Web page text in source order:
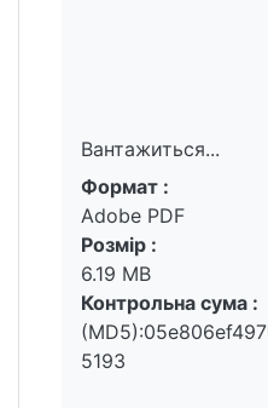
Вантажиться...
Вантажиться...
Формат :
Adobe PDF
Розмір :
6.19 MB
Контрольна сума :
5193